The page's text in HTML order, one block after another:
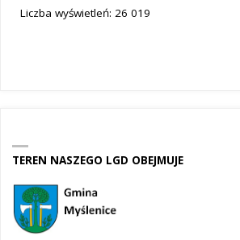
Liczba wyświetleń: 26 019
TEREN NASZEGO LGD OBEJMUJE